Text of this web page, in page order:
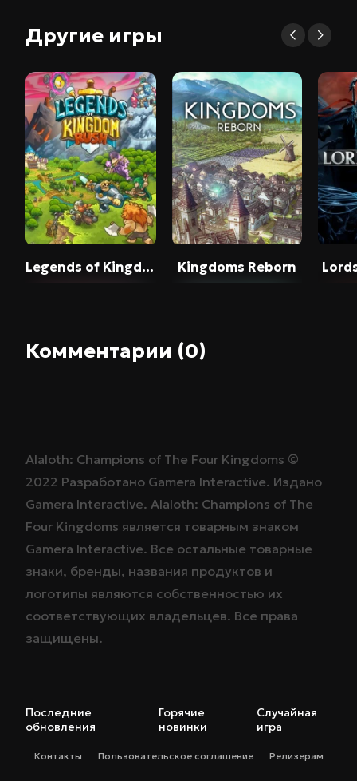
Другие игры
Legends of Kingdom Rush Kingdoms Reborn
Комментарии (0)
Alaloth: Champions of The Four Kingdoms ©
2022 Разработано Gamera Interactive. Издано
Gamera Interactive. Alaloth: Champions of The
Four Kingdoms является товарным знаком
Gamera Interactive. Все остальные товарные
знаки, бренды, названия продуктов и
логотипы являются собственностью их
соответствующих владельцев. Все права
защищены.
Последние
обновления
Горячие
новинки
Случайная
игра
Контакты Пользовательское соглашение Релизерам